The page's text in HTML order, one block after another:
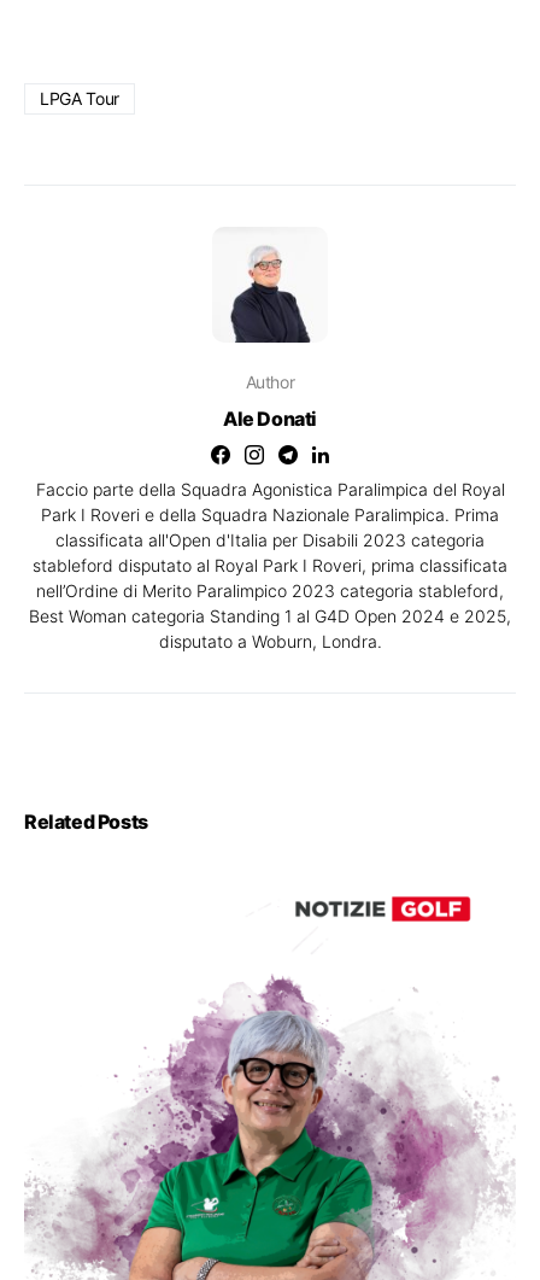
LPGA Tour
Author
Ale Donati
Faccio parte della Squadra Agonistica Paralimpica del Royal
Park I Roveri e della Squadra Nazionale Paralimpica. Prima
classificata all'Open d'Italia per Disabili 2023 categoria
stableford disputato al Royal Park I Roveri, prima classificata
nell’Ordine di Merito Paralimpico 2023 categoria stableford,
Best Woman categoria Standing 1 al G4D Open 2024 e 2025,
disputato a Woburn, Londra.
Related Posts